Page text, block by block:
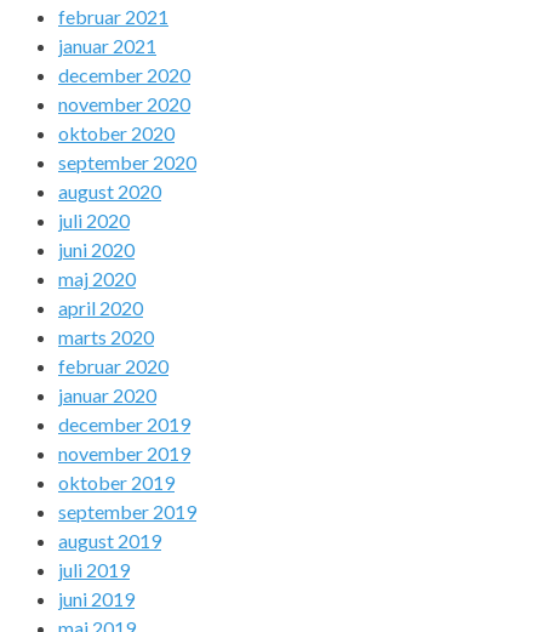
februar 2021
januar 2021
december 2020
november 2020
oktober 2020
september 2020
august 2020
juli 2020
juni 2020
maj 2020
april 2020
marts 2020
februar 2020
januar 2020
december 2019
november 2019
oktober 2019
september 2019
august 2019
juli 2019
juni 2019